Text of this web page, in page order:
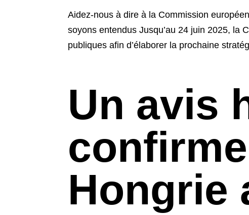
Aidez-nous à dire à la Commission
soyons entendus Jusqu’au 24 juin 2025, la
publiques afin d’élaborer la prochaine
Un avis
Hongrie